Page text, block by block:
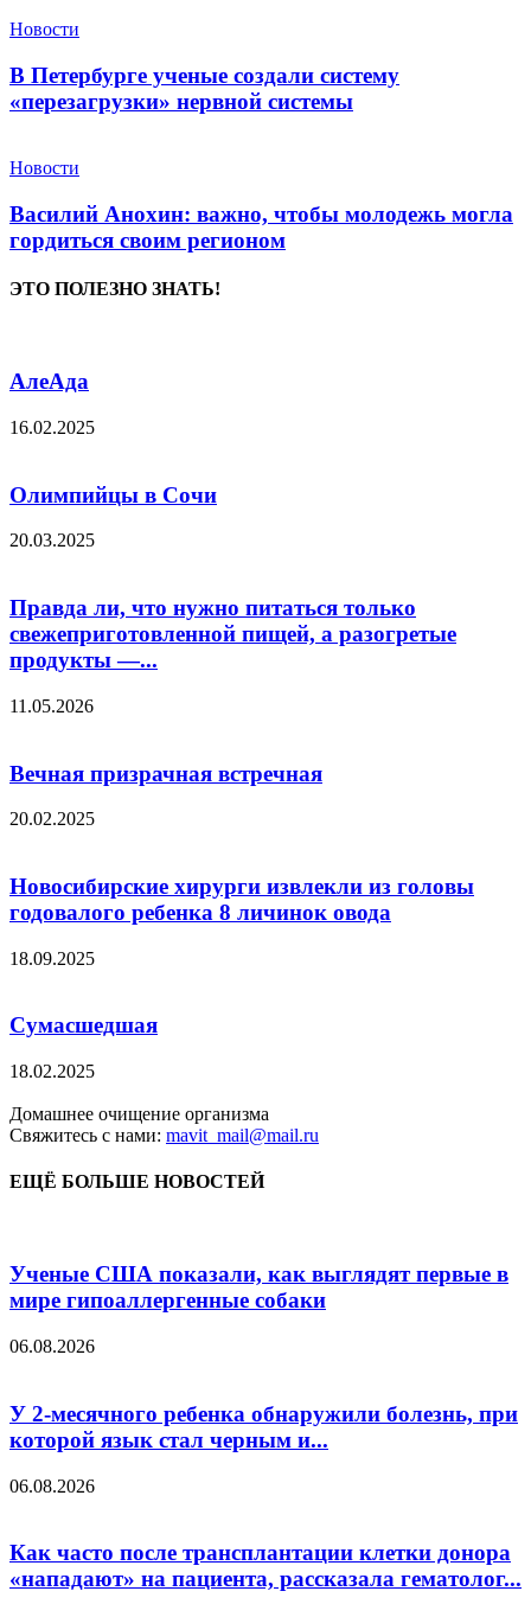
Новости
В Петербурге ученые создали систему
«перезагрузки» нервной системы
Новости
Василий Анохин: важно, чтобы молодежь могла
гордиться своим регионом
ЭТО ПОЛЕЗНО ЗНАТЬ!
АлеАда
16.02.2025
Олимпийцы в Сочи
20.03.2025
Правда ли, что нужно питаться только
свежеприготовленной пищей, а разогретые
продукты —...
11.05.2026
Вечная призрачная встречная
20.02.2025
Новосибирские хирурги извлекли из головы
годовалого ребенка 8 личинок овода
18.09.2025
Сумасшедшая
18.02.2025
Домашнее очищение организма
Свяжитесь с нами: mavit_mail@mail.ru
ЕЩЁ БОЛЬШЕ НОВОСТЕЙ
Ученые США показали, как выглядят первые в
мире гипоаллергенные собаки
06.08.2026
У 2-месячного ребенка обнаружили болезнь, при
которой язык стал черным и...
06.08.2026
Как часто после трансплантации клетки донора
«нападают» на пациента, рассказала гематолог...